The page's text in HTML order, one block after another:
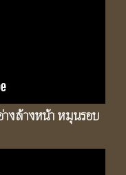
างล้างหน้า หมุนรอบ